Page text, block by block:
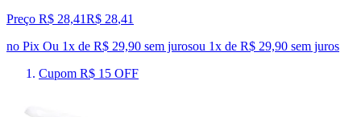
Preço R$ 28,41R$ 28,41
no Pix Ou 1x de R$ 29,90 sem jurosou 1x de R$ 29,90 sem juros
Cupom R$ 15 OFF